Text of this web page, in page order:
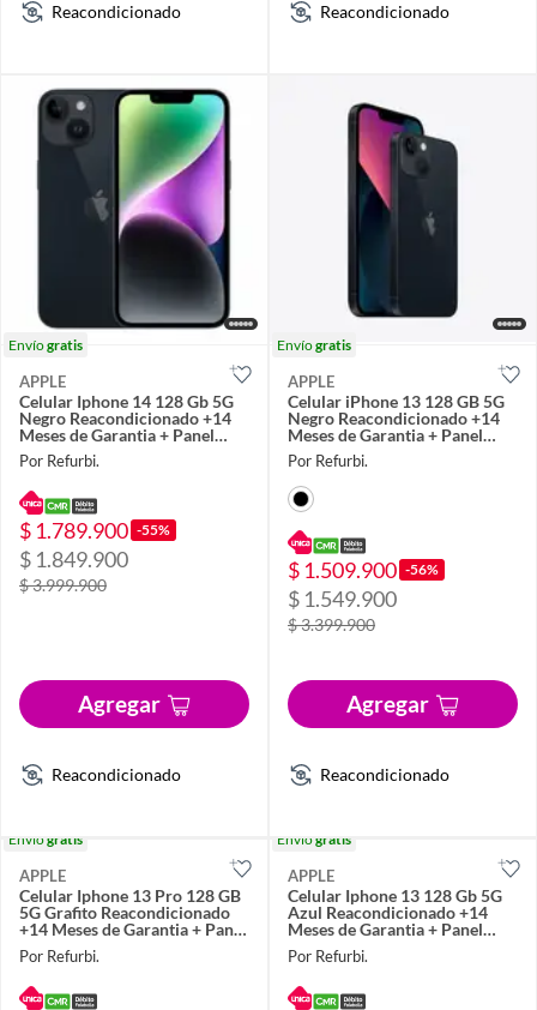
Reacondicionado Reacondicionado
Envíogratis
APPLE
Celular Iphone 14 128 Gb 5G
Negro Reacondicionado +14
Meses de Garantia + Panel
Solar
Por Refurbi.
$ 1.789.900 -55%
$ 1.849.900
$ 3.999.900
Agregar
Reacondicionado
Envíogratis
APPLE
Celular iPhone 13 128 GB 5G
Negro Reacondicionado +14
Meses de Garantia + Panel
Solar
Por Refurbi.
$ 1.509.900 -56%
$ 1.549.900
$ 3.399.900
Agregar
Reacondicionado
Envíogratis
APPLE
Celular Iphone 13 Pro 128 GB
5G Grafito Reacondicionado
+14 Meses de Garantia + Panel
Solar
Por Refurbi.
Envíogratis
APPLE
Celular Iphone 13 128 Gb 5G
Azul Reacondicionado +14
Meses de Garantia + Panel
Solar
Por Refurbi.